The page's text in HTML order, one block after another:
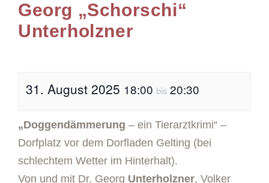
Georg „Schorschi“
Unterholzner
31. August 2025 18:00 bis 20:30
„Doggendämmerung – ein Tierarztkrimi“ –
Dorfplatz vor dem Dorfladen Gelting (bei
schlechtem Wetter im Hinterhalt).
Von und mit Dr. Georg Unterholzner, Volker